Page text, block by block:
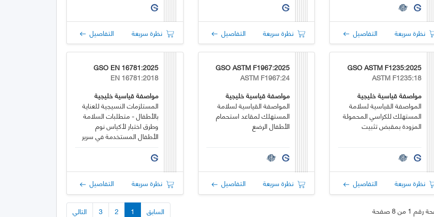
نظرة سريعة التفاصيل نظرة سريعة التفاصيل نظرة سريعة التفاصيل
GSO ASTM F1235:2025
ASTM F1235:18
مواصفة قياسية خليجية
المواصفة القياسية لسلامة
المستهلك للكراسي المحمولة
المزودة بمقبض تثبيت
نظرة سريعة التفاصيل
GSO ASTM F1967:2025
ASTM F1967:24
مواصفة قياسية خليجية
المواصفة القياسية لسلامة
المستهلك لمقاعد استحمام
الأطفال الرضع
نظرة سريعة التفاصيل
GSO EN 16781:2025
EN 16781:2018
مواصفة قياسية خليجية
المستلزمات النسيجية للعناية
بالأطفال - متطلبات السلامة
وطرق اختبار لأكياس نوم
الأطفال المستخدمة في سرير
نظرة سريعة التفاصيل
1 من 8 صفحة السابق 1
2
3 التالي